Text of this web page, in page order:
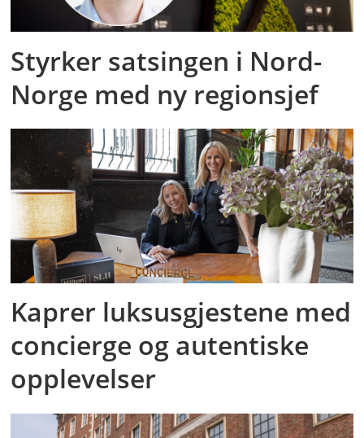
Styrker satsingen i Nord-
Norge med ny regionsjef
Kaprer luksusgjestene med
concierge og autentiske
opplevelser